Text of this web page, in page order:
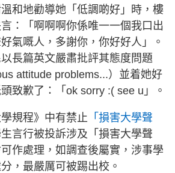
和地勸導她「低調啲好」時，樓
：「啊啊啊你係唯一一個我口出
氣嘅人，多謝你，你好好人」。
長篇英文嚴肅批評其態度問題
attitude problems...）並着她好
致歉了：「ok sorry :( see u」。
規程》中有禁止 「損害大學聲
生言行被投訴涉及「損害大學聲
作處理，如調查後屬實，涉事學
，最嚴厲可被踢出校。